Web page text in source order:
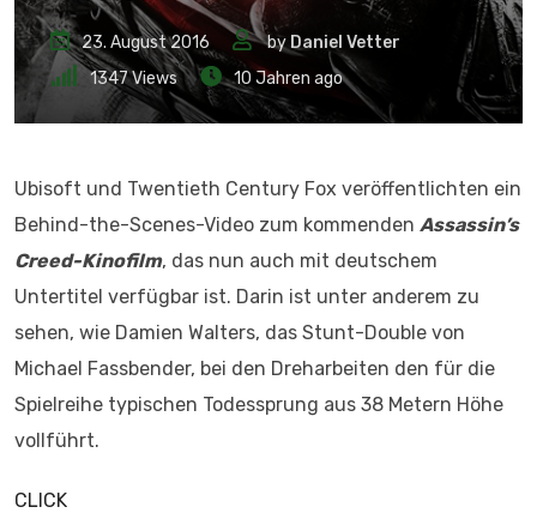
23. August 2016 by Daniel Vetter
1347Views 10 Jahren ago
Ubisoft und Twentieth Century Fox veröffentlichten ein
Behind-the-Scenes-Video zum kommenden Assassin’s
Creed-Kinofilm, das nun auch mit deutschem
Untertitel verfügbar ist. Darin ist unter anderem zu
sehen, wie Damien Walters, das Stunt-Double von
Michael Fassbender, bei den Dreharbeiten den für die
Spielreihe typischen Todessprung aus 38 Metern Höhe
vollführt.
CLICK